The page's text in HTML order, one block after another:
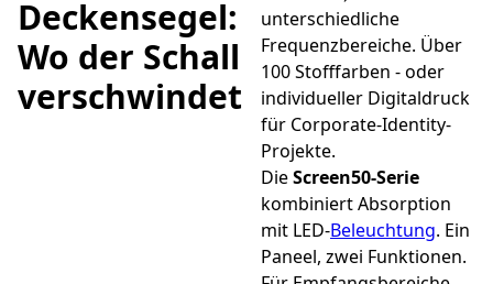
Deckensegel:
Wo der Schall
verschwindet
unterschiedliche
Frequenzbereiche. Über
100 Stofffarben - oder
individueller Digitaldruck
für Corporate-Identity-
Projekte.
DieScreen50-Serie
kombiniert Absorption
mit LED-Beleuchtung. Ein
Paneel, zwei Funktionen.